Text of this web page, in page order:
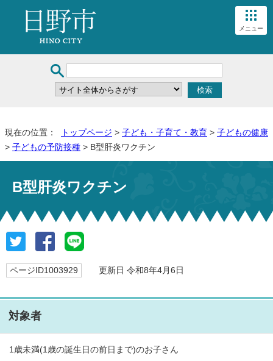
メニュー
現在の位置： トップページ > 子ども・子育て・教育 > 子どもの健康
> 子どもの予防接種 > B型肝炎ワクチン
B型肝炎ワクチン
ページID1003929 更新日 令和8年4月6日
対象者
1歳未満(1歳の誕生日の前日まで)のお子さん